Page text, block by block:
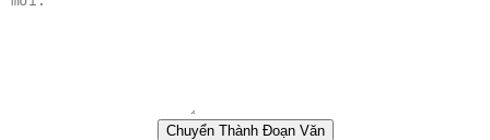
Chuyển Thành Đoạn Văn